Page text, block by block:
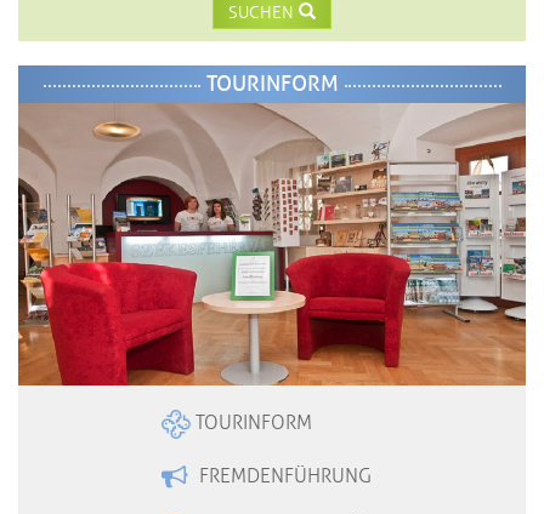
SUCHEN
TOURINFORM
TOURINFORM
FREMDENFÜHRUNG